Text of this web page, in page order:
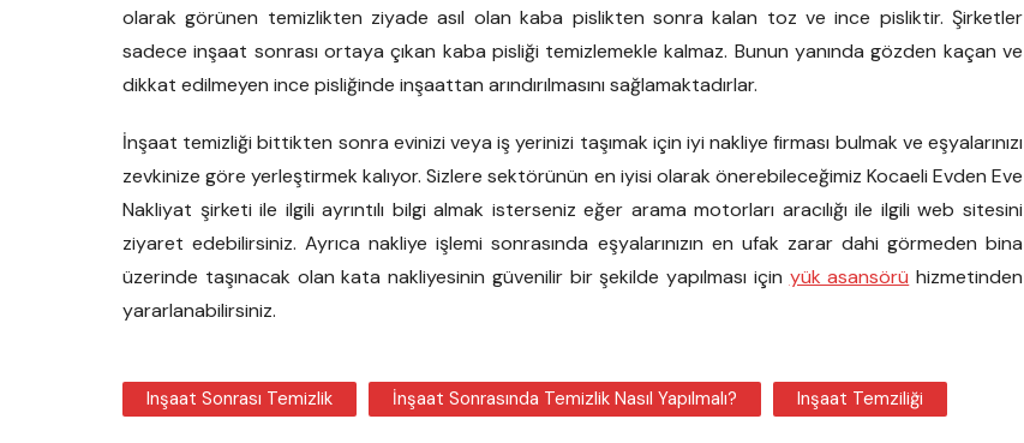
olarak görünen temizlikten ziyade asıl olan kaba pislikten sonra kalan toz ve ince pisliktir. Şirketler
sadece inşaat sonrası ortaya çıkan kaba pisliği temizlemekle kalmaz. Bunun yanında gözden kaçan ve
dikkat edilmeyen ince pisliğinde inşaattan arındırılmasını sağlamaktadırlar.
İnşaat temizliği bittikten sonra evinizi veya iş yerinizi taşımak için iyi nakliye firması bulmak ve eşyalarınızı
zevkinize göre yerleştirmek kalıyor. Sizlere sektörünün en iyisi olarak önerebileceğimiz Kocaeli Evden Eve
Nakliyat şirketi ile ilgili ayrıntılı bilgi almak isterseniz eğer arama motorları aracılığı ile ilgili web sitesini
ziyaret edebilirsiniz. Ayrıca nakliye işlemi sonrasında eşyalarınızın en ufak zarar dahi görmeden bina
üzerinde taşınacak olan kata nakliyesinin güvenilir bir şekilde yapılması için yük asansörü hizmetinden
yararlanabilirsiniz.
Inşaat Sonrası Temizlik İnşaat Sonrasında Temizlik Nasıl Yapılmalı? Inşaat Temziliği